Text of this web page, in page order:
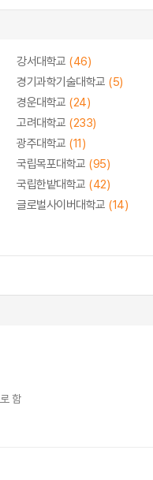
강서대학교 (46)
경기과학기술대학교 (5)
경운대학교 (24)
고려대학교 (233)
광주대학교 (11)
국립목포대학교 (95)
국립한밭대학교 (42)
글로벌사이버대학교 (14)
함